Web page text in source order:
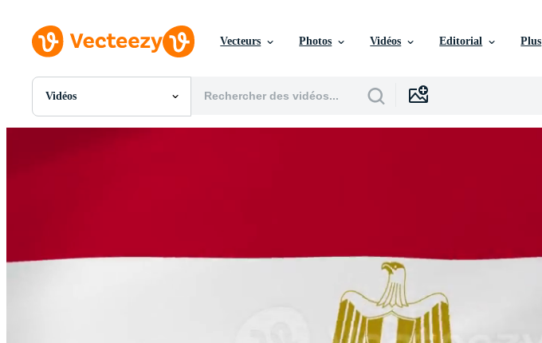
Vecteurs Photos Vidéos Editorial Plus
Vidéos
Toutes Images